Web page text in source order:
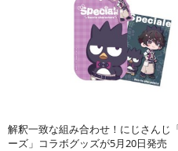
解釈一致な組み合わせ！にじさんじ
ーズ」コラボグッズが5月20日発売